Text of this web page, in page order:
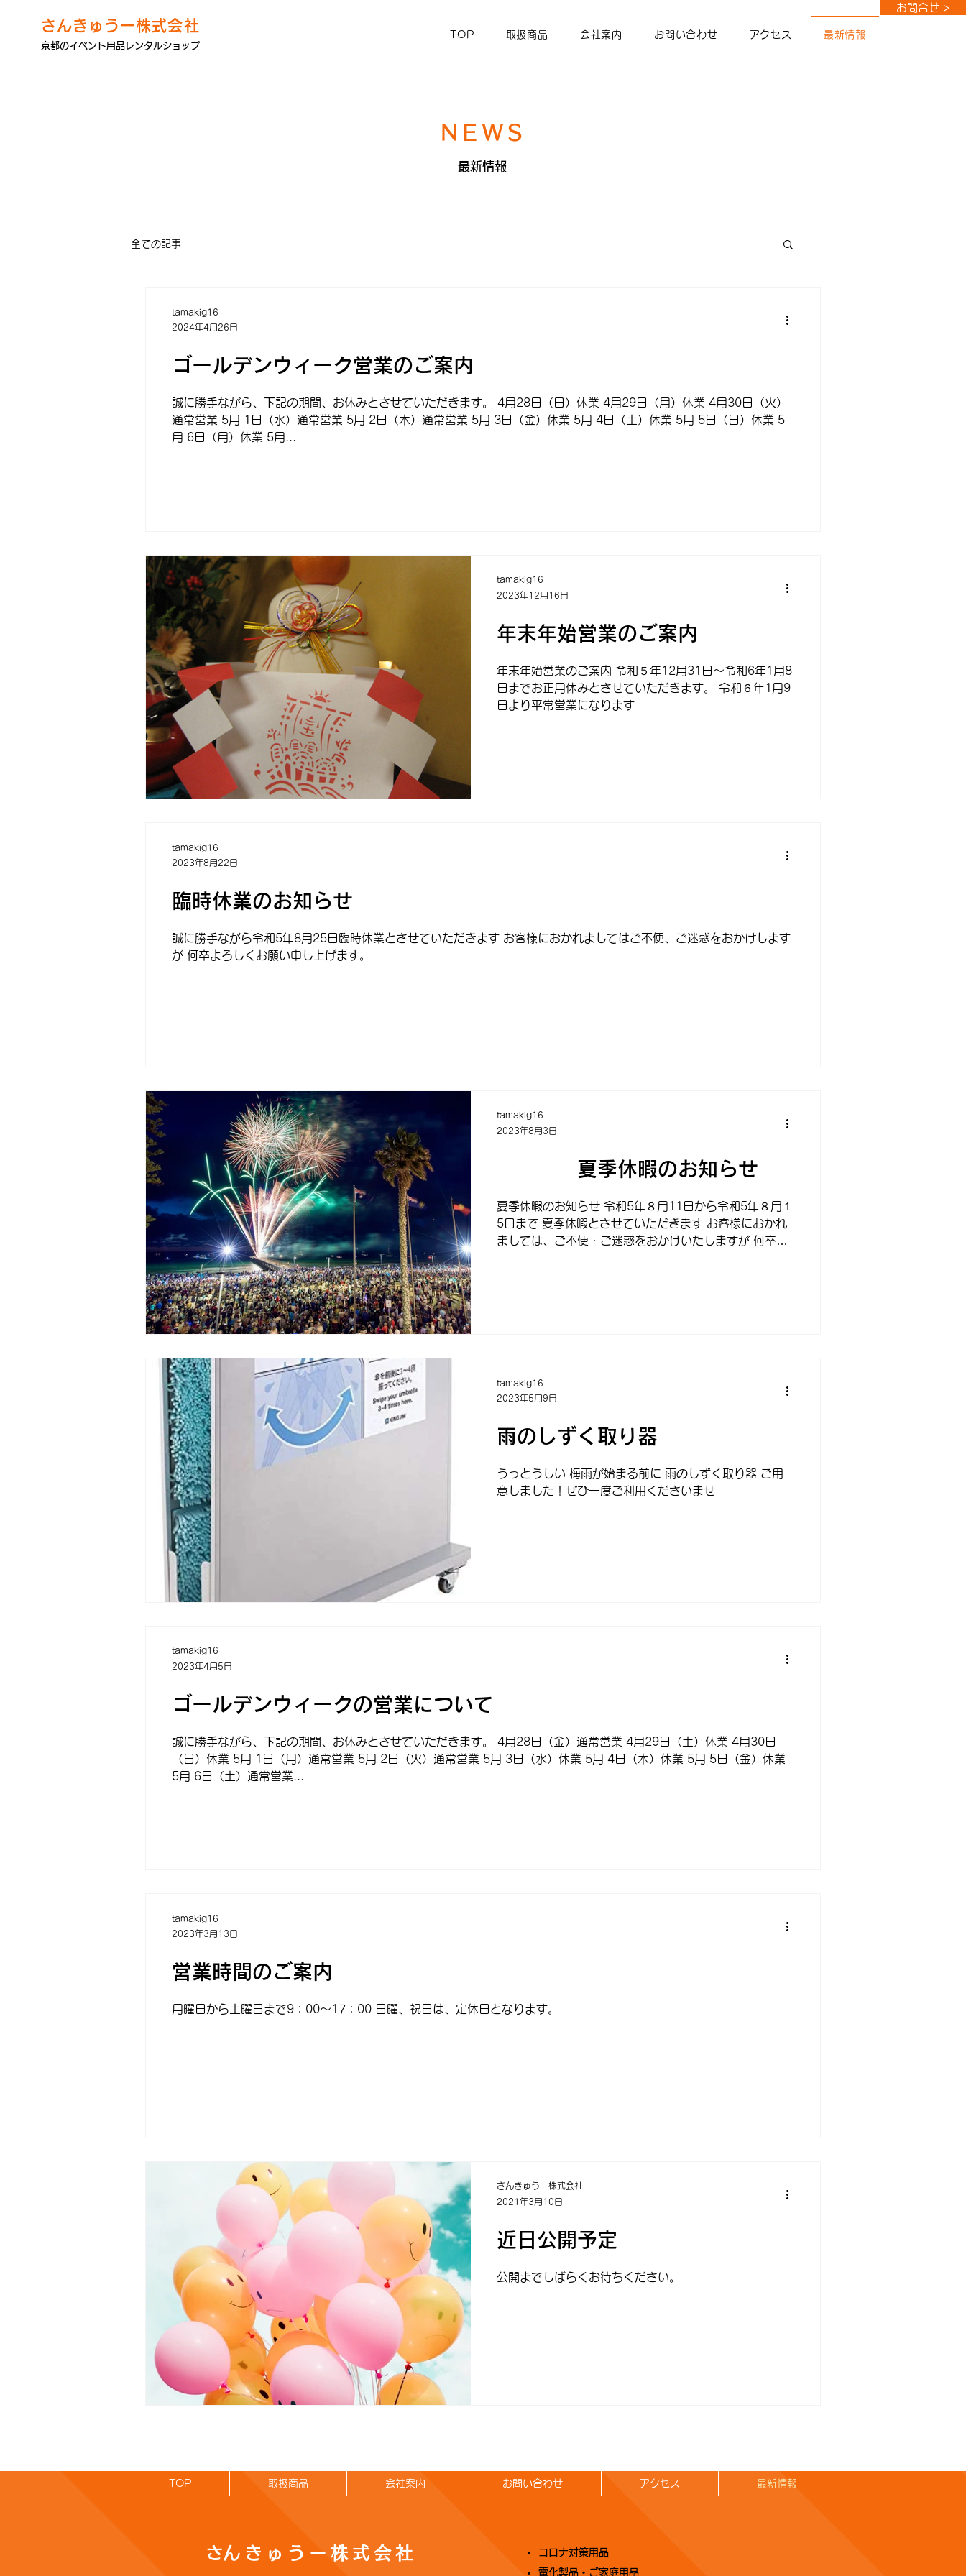
お問合せ >
さんきゅうー株式会社
京都のイベント用品レンタルショップ
TOP 取扱商品 会社案内 お問い合わせ アクセス 最新情報
NEWS
最新情報
全ての記事
ゴールデンウィーク営業のご案内
誠に勝手ながら、下記の期間、お休みとさせていただきます。 4月28日（日）休業 4月29日（月）休業 4月30日（火）
通常営業 5月 1日（水）通常営業 5月 2日（木）通常営業 5月 3日（金）休業 5月 4日（土）休業 5月 5日（日）休業 5
月 6日（月）休業 5月...
tamakig16
2024年4月26日
年末年始営業のご案内
年末年始営業のご案内 令和５年12月31日～令和6年1月8
日までお正月休みとさせていただきます。 令和６年1月9
日より平常営業になります
tamakig16
2023年12月16日
臨時休業のお知らせ
誠に勝手ながら令和5年8月25日臨時休業とさせていただきます お客様におかれましてはご不便、ご迷惑をおかけします
が 何卒よろしくお願い申し上げます。
tamakig16
2023年8月22日
夏季休暇のお知らせ
夏季休暇のお知らせ 令和5年８月11日から令和5年８月１
5日まで 夏季休暇とさせていただきます お客様におかれ
ましては、ご不便・ご迷惑をおかけいたしますが 何卒ご
tamakig16
2023年8月3日
雨のしずく取り器
うっとうしい 梅雨が始まる前に 雨のしずく取り器 ご用
意しました！ぜひ一度ご利用くださいませ
tamakig16
2023年5月9日
ゴールデンウィークの営業について
誠に勝手ながら、下記の期間、お休みとさせていただきます。 4月28日（金）通常営業 4月29日（土）休業 4月30日
（日）休業 5月 1日（月）通常営業 5月 2日（火）通常営業 5月 3日（水）休業 5月 4日（木）休業 5月 5日（金）休業
5月 6日（土）通常営業...
tamakig16
2023年4月5日
営業時間のご案内
月曜日から土曜日まで9：00～17：00 日曜、祝日は、定休日となります。
tamakig16
2023年3月13日
近日公開予定
公開までしばらくお待ちください。
さんきゅうー株式会社
2021年3月10日
TOP 取扱商品 会社案内 お問い合わせ アクセス 最新情報
​さんきゅうー株式会社
コロナ対策用品
電化製品・ご家庭用品